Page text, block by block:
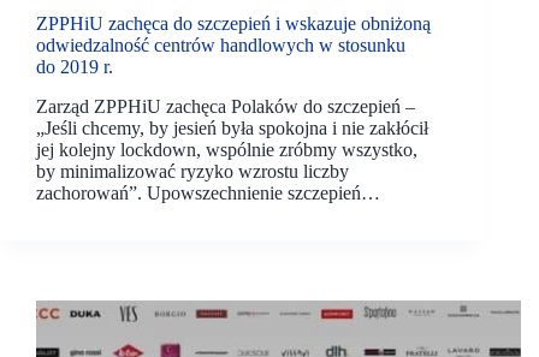
ZPPHiU zachęca do szczepień i wskazuje obniżoną
odwiedzalność centrów handlowych w stosunku
do 2019 r.
Zarząd ZPPHiU zachęca Polaków do szczepień –
„Jeśli chcemy, by jesień była spokojna i nie zakłócił
jej kolejny lockdown, wspólnie zróbmy wszystko,
by minimalizować ryzyko wzrostu liczby
zachorowań”. Upowszechnienie szczepień…